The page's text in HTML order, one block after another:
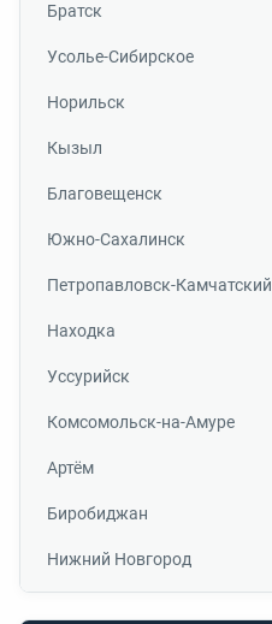
Братск
Усолье-Сибирское
Норильск
Кызыл
Благовещенск
Южно-Сахалинск
Петропавловск-Камчатский
Находка
Уссурийск
Комсомольск-на-Амуре
Артём
Биробиджан
Нижний Новгород